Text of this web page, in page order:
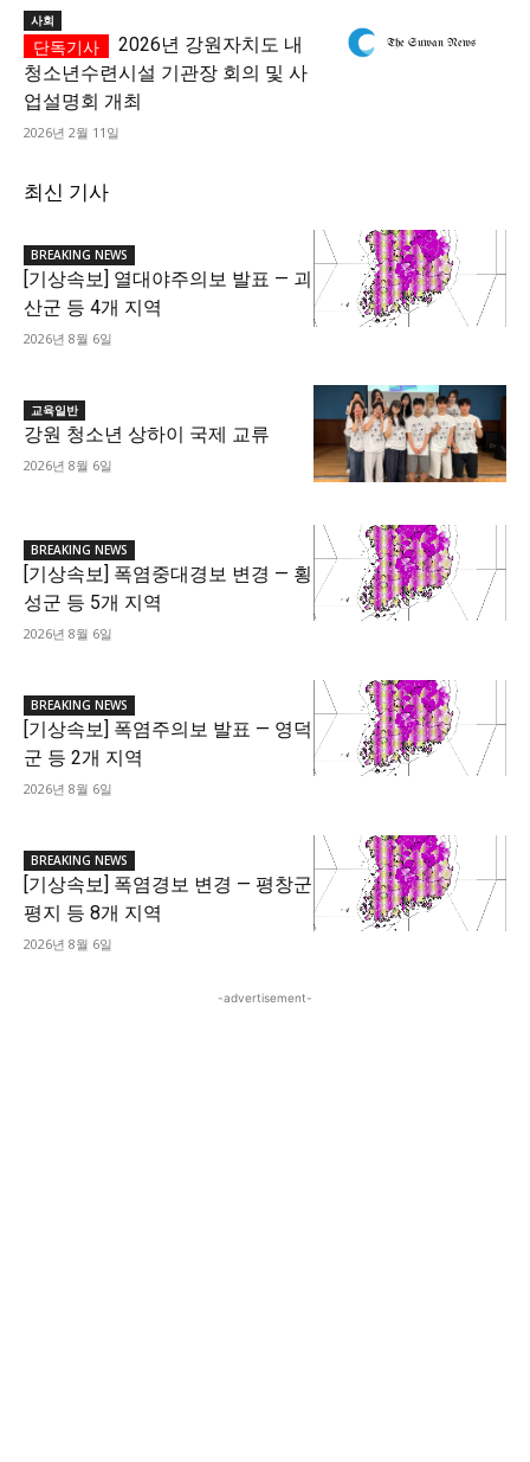
사회
2026년 강원자치도 내
청소년수련시설 기관장 회의 및 사
업설명회 개최
2026년 2월 11일
최신 기사
BREAKING NEWS
[기상속보] 열대야주의보 발표 — 괴
산군 등 4개 지역
2026년 8월 6일
교육일반
강원 청소년 상하이 국제 교류
2026년 8월 6일
BREAKING NEWS
[기상속보] 폭염중대경보 변경 — 횡
성군 등 5개 지역
2026년 8월 6일
BREAKING NEWS
[기상속보] 폭염주의보 발표 — 영덕
군 등 2개 지역
2026년 8월 6일
BREAKING NEWS
[기상속보] 폭염경보 변경 — 평창군
평지 등 8개 지역
2026년 8월 6일
-advertisement-